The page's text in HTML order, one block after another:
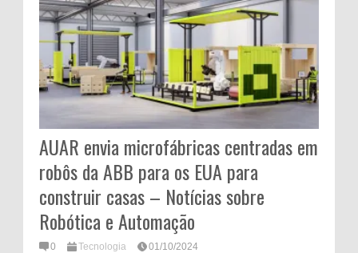
AUAR envia microfábricas centradas em
robôs da ABB para os EUA para
construir casas – Notícias sobre
Robótica e Automação
0 Tecnologia 01/10/2024